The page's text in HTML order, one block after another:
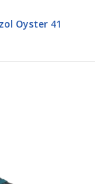
Oyster 41